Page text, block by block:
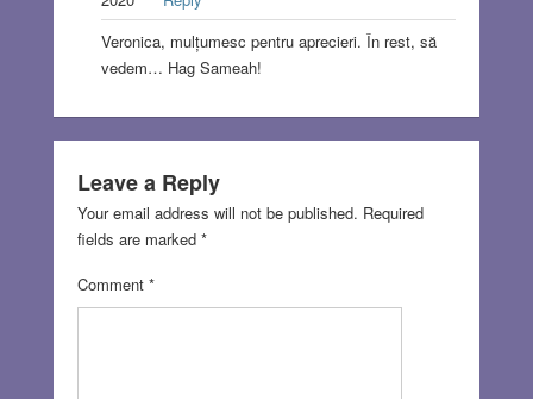
Veronica, mulțumesc pentru aprecieri. În rest, să
vedem… Hag Sameah!
Leave a Reply
Your email address will not be published. Required
fields are marked *
Comment *